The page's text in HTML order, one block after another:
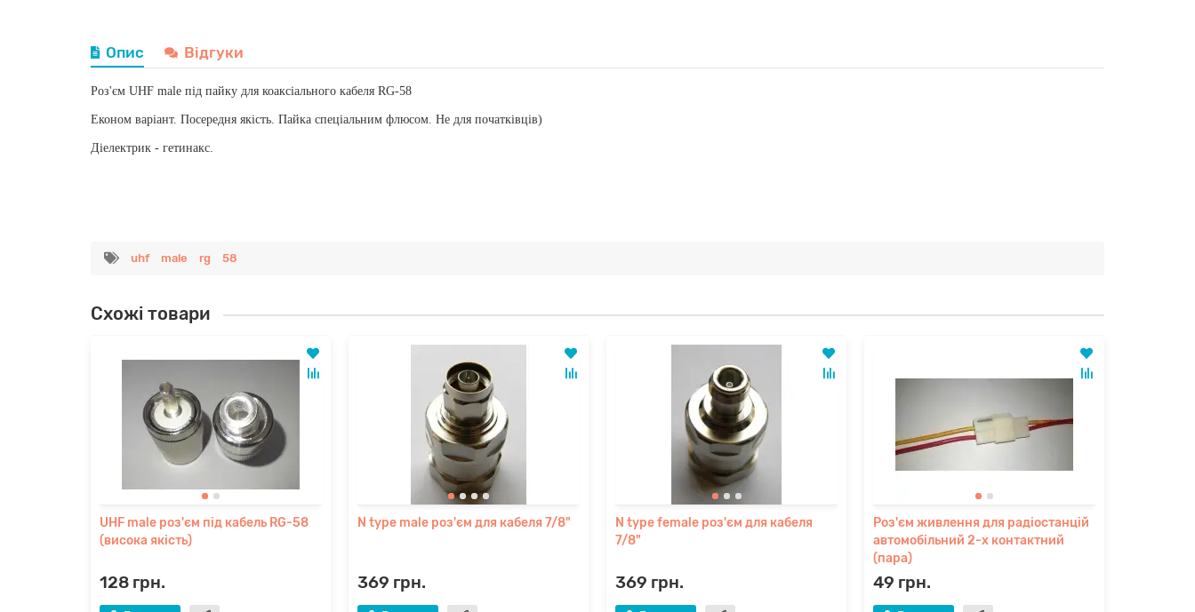
Опис Відгуки
Роз'єм UHF male під пайку для коаксіального кабеля RG-58
Економ варіант. Посередня якість. Пайка спеціальним флюсом. Не для початківців)
Діелектрик - гетинакс.
uhf male rg 58
Схожі товари
UHF male роз'єм під кабель RG-58
(висока якість)
128 грн.
N type male роз'єм для кабеля 7/8"
369 грн.
N type female роз'єм для кабеля
7/8"
369 грн.
Роз'єм живлення для радіостанцій
автомобільний 2-х контактний
(пара)
49 грн.